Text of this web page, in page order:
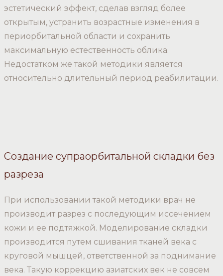
эстетический эффект, сделав взгляд более
открытым, устранить возрастные изменения в
периорбитальной области и сохранить
максимальную естественность облика.
Недостатком же такой методики является
относительно длительный период реабилитации.
Создание супраорбитальной складки без
разреза
При использовании такой методики врач не
производит разрез с последующим иссечением
кожи и ее подтяжкой. Моделирование складки
производится путем сшивания тканей века с
круговой мышцей, ответственной за поднимание
века. Такую коррекцию азиатских век не совсем